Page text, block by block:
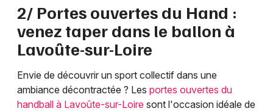
2/ Portes ouvertes du Hand :
venez taper dans le ballon à
Lavoûte-sur-Loire
Envie de découvrir un sport collectif dans une
ambiance décontractée ? Les portes ouvertes du
handball à Lavoûte-sur-Loire sont l'occasion idéale de